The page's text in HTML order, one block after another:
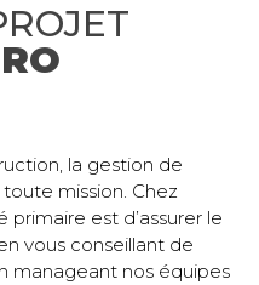
la gestion de
mission. Chez
est d’assurer le
vous conseillant de
manageant nos équipes